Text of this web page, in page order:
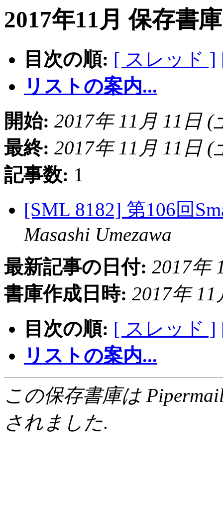
2017年11月 保存書
目次の順: [ スレッド ]
リストの案内...
開始: 2017年 11月 11日 (
最終: 2017年 11月 11日 (
記事数: 1
[SML 8182] 第106回
Masashi Umezawa
最新記事の日付: 2017年
書庫作成日時: 2017年 11
目次の順: [ スレッド ]
リストの案内...
この保存書庫は
されました.